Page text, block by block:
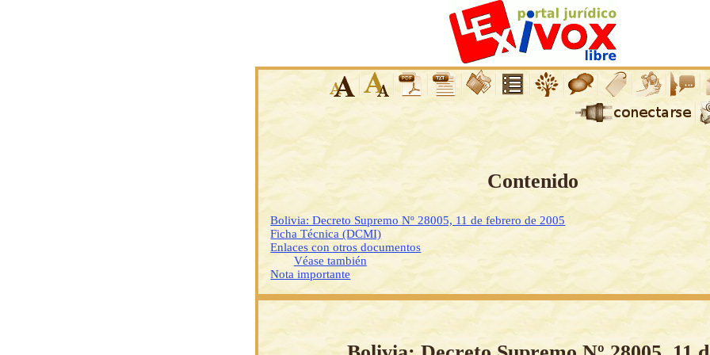
Contenido
Bolivia: Decreto Supremo Nº 28005, 11 de febrero de 2005
Ficha Técnica (DCMI)
Enlaces con otros documentos
Véase también
Nota importante